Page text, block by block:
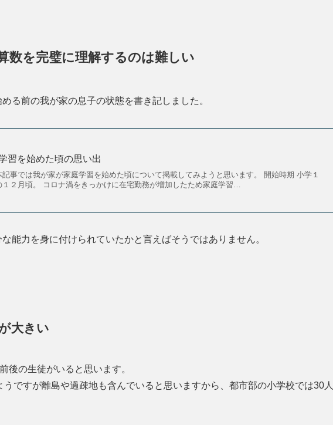
数を完璧に理解するのは難しい
る前の我が家の息子の状態を書き記しました。
習を始めた頃の思い出
記事では我が家が家庭学習を始めた頃について掲載してみようと思います。 開始時期 小学１
１２月頃。 コロナ渦をきっかけに在宅勤務が増加したため家庭学習…
能力を身に付けられていたかと言えばそうではありません。
大きい
後の生徒がいると思います。
ですが離島や過疎地も含んでいると思いますから、都市部の小学校では30人